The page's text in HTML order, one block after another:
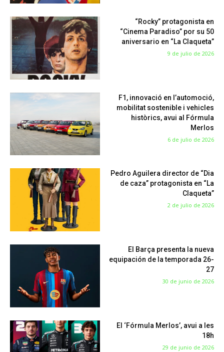
“Rocky” protagonista en
“Cinema Paradiso” por su 50
aniversario en “La Claqueta”
9 de julio de 2026
F1, innovació en l’automoció,
mobilitat sostenible i vehicles
històrics, avui al Fórmula
Merlos
6 de julio de 2026
Pedro Aguilera director de “Dia
de caza” protagonista en “La
Claqueta”
2 de julio de 2026
El Barça presenta la nueva
equipación de la temporada 26-
27
30 de junio de 2026
El ‘Fórmula Merlos’, avui a les
18h
29 de junio de 2026